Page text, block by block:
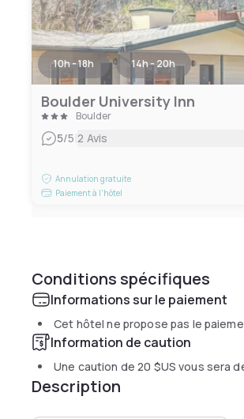
10h - 18h 14h - 20h
Boulder University Inn
Boulder
5/5|2 Avis
Annulation gratuite
Paiement à l'hôtel
Conditions spécifiques
Informations sur le paiement
Cet hôtel ne propose pas le
Information de caution
Une caution de20 $US vous sera
Description